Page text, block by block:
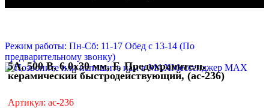
Корзина пуста
Режим работы: Пн-Сб: 11-17 Обед с 13-14 (По
предварительному звонку)
Мессенджер MAX
5А, 500 В, 6.0х30 мм, F, Предохранитель
керамический быстродействующий, (ac-236)
Артикул: ac-236